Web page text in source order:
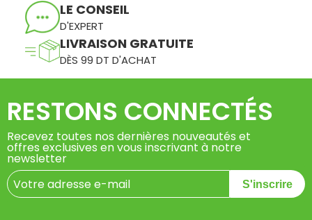
LE CONSEIL
D'EXPERT
LIVRAISON GRATUITE
DÈS 99 DT D'ACHAT
RESTONS CONNECTÉS
Recevez toutes nos dernières nouveautés et
offres exclusives en vous inscrivant à notre
newsletter
S'inscrire